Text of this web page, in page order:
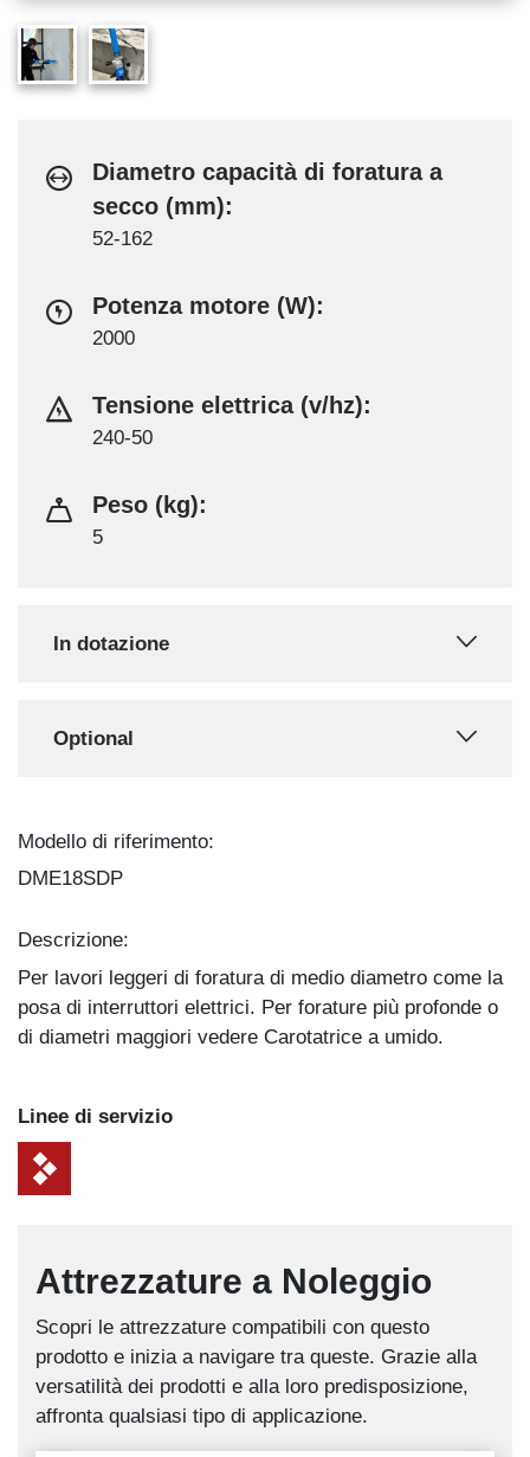
Diametro capacità di foratura a
secco (mm):
52-162
Potenza motore (W):
2000
Tensione elettrica (v/hz):
240-50
Peso (kg):
5
In dotazione
Optional
Modello di riferimento:
DME18SDP
Descrizione:
Per lavori leggeri di foratura di medio diametro come la
posa di interruttori elettrici. Per forature più profonde o
di diametri maggiori vedere Carotatrice a umido.
Linee di servizio
Attrezzature a Noleggio
Scopri le attrezzature compatibili con questo
prodotto e inizia a navigare tra queste. Grazie alla
versatilità dei prodotti e alla loro predisposizione,
affronta qualsiasi tipo di applicazione.